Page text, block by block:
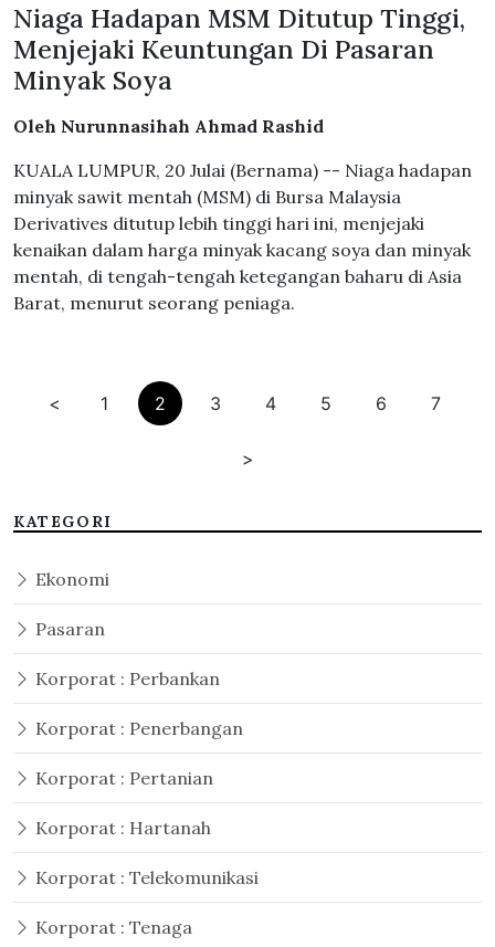
Niaga Hadapan MSM Ditutup Tinggi,
Menjejaki Keuntungan Di Pasaran
Minyak Soya
Oleh Nurunnasihah Ahmad Rashid
KUALA LUMPUR, 20 Julai (Bernama) -- Niaga hadapan
minyak sawit mentah (MSM) di Bursa Malaysia
Derivatives ditutup lebih tinggi hari ini, menjejaki
kenaikan dalam harga minyak kacang soya dan minyak
mentah, di tengah-tengah ketegangan baharu di Asia
Barat, menurut seorang peniaga.
< 1 2 3 4 5 6 7
>
KATEGORI
Ekonomi
Pasaran
Korporat : Perbankan
Korporat : Penerbangan
Korporat : Pertanian
Korporat : Hartanah
Korporat : Telekomunikasi
Korporat : Tenaga